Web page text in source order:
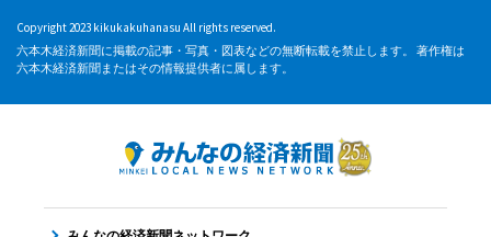
Copyright 2023 kikukakuhanasu All rights reserved.
六本木経済新聞に掲載の記事・写真・図表などの無断転載を禁止します。 著作権は
六本木経済新聞またはその情報提供者に属します。